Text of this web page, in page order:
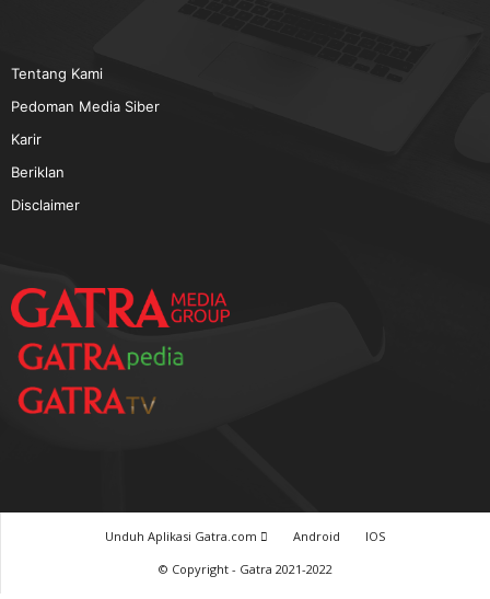
TERPOPULER
Baca GATRA Baru Bicara